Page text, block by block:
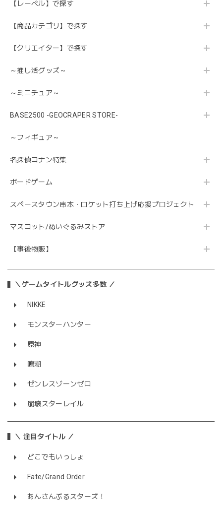
【レーベル】で探す
【商品カテゴリ】で探す
【クリエイター】で探す
～推し活グッズ～
～ミニチュア～
BASE2500 -GEOCRAPER STORE-
～フィギュア～
名探偵コナン特集
ボードゲーム
スペースタウン串本・ロケット打ち上げ応援プロジェクト
マスコット/ぬいぐるみストア
【事後物販】
＼ゲームタイトルグッズ多数 ／
NIKKE
モンスターハンター
原神
鳴潮
ゼンレスゾーンゼロ
崩壊スターレイル
＼ 注目タイトル ／
どこでもいっしょ
Fate/Grand Order
あんさんぶるスターズ！